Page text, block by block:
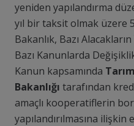
yeniden yapılandırma
yıl bir taksit olmak üzere
Bakanlık, Bazı
Bazı Kanunlarda
Kanun kapsamında
Bakanlığı tarafından
amaçlı kooperatiflerin
yapılandırılmasına ilişkin